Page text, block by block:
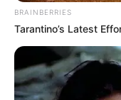
BRAINBERRIES
Tarantino’s Latest